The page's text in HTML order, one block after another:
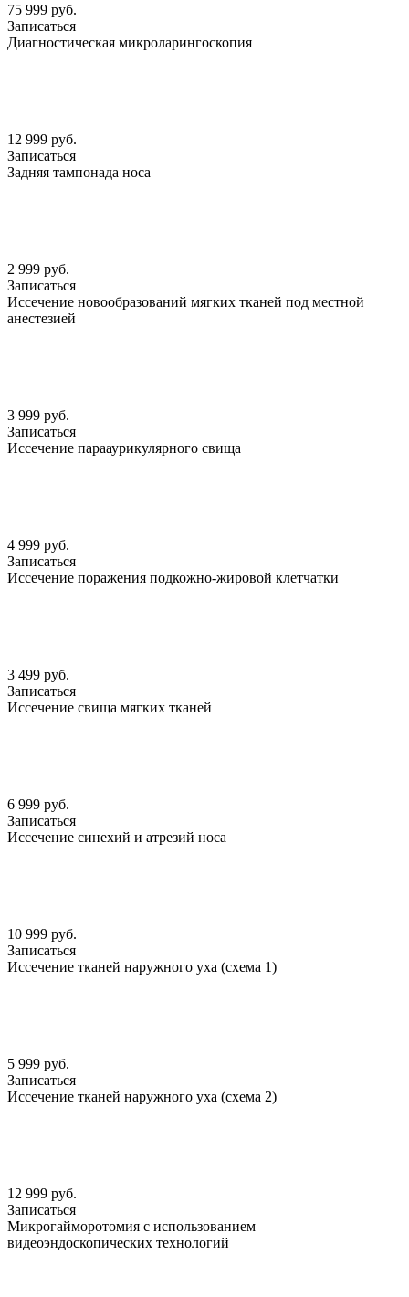
75 999 руб.
Записаться
Диагностическая микроларингоскопия
12 999 руб.
Записаться
Задняя тампонада носа
2 999 руб.
Записаться
Иссечение новообразований мягких тканей под местной
анестезией
3 999 руб.
Записаться
Иссечение парааурикулярного свища
4 999 руб.
Записаться
Иссечение поражения подкожно-жировой клетчатки
3 499 руб.
Записаться
Иссечение свища мягких тканей
6 999 руб.
Записаться
Иссечение синехий и атрезий носа
10 999 руб.
Записаться
Иссечение тканей наружного уха (схема 1)
5 999 руб.
Записаться
Иссечение тканей наружного уха (схема 2)
12 999 руб.
Записаться
Микрогайморотомия с использованием
видеоэндоскопических технологий